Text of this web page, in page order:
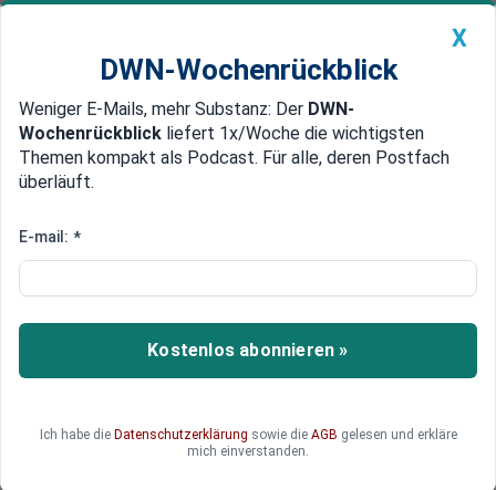
Newsticker MEIN DWN: Geldanlage Premium
Edelmetalle DWN-Magazin China
ESM als Symbol der Solidarität
Wolfgang Schäuble:
Geldschwemme erhöht
Inflationsgefahr
Weltweit müssten die Zentralbanken sich
gelockerten Geldpolitik verabschieden, warnt
Wolfgang Schäuble. Die immens hohen in den
X
DWN-Wochenrückblick
Weniger E-Mails, mehr Substanz: Der DWN-
Wochenrückblick liefert 1x/Woche die wichtigsten
Themen kompakt als Podcast. Für alle, deren Postfach
überläuft.
E-mail: *
Kostenlos abonnieren »
Ich habe die Datenschutzerklärung sowie die AGB gelesen und erkläre
mich einverstanden.